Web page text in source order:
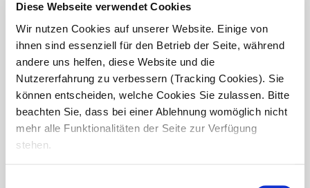
Diese Webseite verwendet Cookies
Wir nutzen Cookies auf unserer Website. Einige von
ihnen sind essenziell für den Betrieb der Seite, während
andere uns helfen, diese Website und die
Nutzererfahrung zu verbessern (Tracking Cookies). Sie
können entscheiden, welche Cookies Sie zulassen. Bitte
beachten Sie, dass bei einer Ablehnung womöglich nicht
mehr alle Funktionalitäten der Seite zur Verfügung
stehen.
Gesichter
Am Donnerstag, den 10. Juli 2025, erlebten die
Bewohnerinnen und Bewohner der Seniorenresidenz
Walter Esser einen ganz besonderen Nachmittag. Zwei
tierische Gäste, Esel Charly und Pony Pünktchen, sorgten
für...